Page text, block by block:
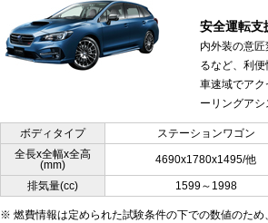
安全運転支
内外装の意
るなど、利
車速域でア
ーリングアシ
ボディタイプ ステーションワゴン
全長x全幅x全高
(mm)
4690x1780x1495/他
排気量(cc) 1599～1998
※ 燃費情報は定められた試験条件の下での数値のため